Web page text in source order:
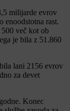
milijarde evrov
enoodstotna rast.
več kot ob
je bila z 51.860
lani 2156 evrov
za devet
Konec